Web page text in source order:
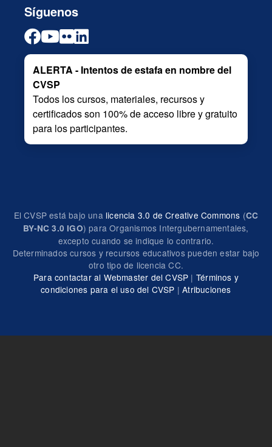
Síguenos
ALERTA - Intentos de estafa en nombre del
CVSP
Todos los cursos, materiales, recursos y
certificados son 100% de acceso libre y gratuito
para los participantes.
El CVSP está bajo una licencia 3.0 de Creative Commons (CC
BY-NC 3.0 IGO) para Organismos Intergubernamentales,
excepto cuando se indique lo contrario.
Determinados cursos y recursos educativos pueden estar bajo
otro tipo de licencia CC.
Para contactar al Webmaster del CVSP | Términos y
condiciones para el uso del CVSP |Atribuciones